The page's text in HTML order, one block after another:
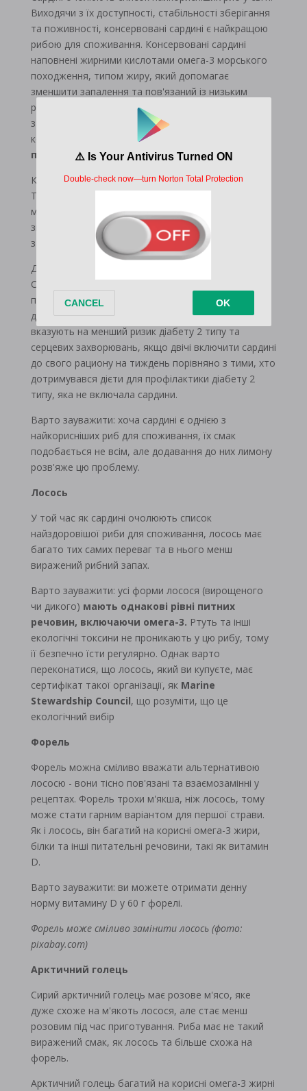
Виходячи з їх доступності, стабільності зберігання
та поживності, консервовані сардині є найкращою
рибою для споживання. Консервовані сардині
наповнені жирними кислотами омега-3 морського
походження, типом жиру, який допомагає
зменшити запалення та пов'язаний із низьким
ризиком депресії до зниження ризику серцевих
захворювань та інсульту.Зазначимо, що
консервовані сардині містять
потужної поживної речовини, ніж лосось.
Консервовані сардині такожнаповнені кальцієм
Типова банка містить приблизно стільки ж
мінералу, скільки склянка молока. Вони також є
значним джерелом
витамину D,який допомагає
засвоєнню кальцію.
Дослідження 2021 року, опубліковане в журналі
Clinical Nutrition, показало, що люди з
переддіабетом - які мають високий ризик розвитку
діабету 2 типу відчули зниження маркерів, що
вказують на менший ризик діабету 2 типу та
серцевих захворювань, якщо двічі включити сардині
до свого рациону на тиждень порівняно з тими, хто
дотримувався дієти для профілактики діабету 2
типу, яка не включала сардини.
Варто зауважити: хоча сардині є однією з
найкорисніших риб для споживання, їх смак
подобається не всім, але додавання до них лимону
розв'яже цю проблему.
Лосось
У той час як сардині очолюють список
найздоровішої риби для споживання, лосось має
багато тих самих переваг та в нього менш
виражений рибний запах.
Варто зауважити: усі форми лосося (вирощеного
чи дикого) мають однакові рівні питних
речовин, включаючи омега-3. Ртуть та інші
екологічні токсини не проникають у цю рибу, тому
її безпечно їсти регулярно. Однак варто
переконатися, що лосось, який ви купуєте, має
сертифікат такої організації, як Marine
Stewardship Council, що розуміти, що це
екологічний вибір
Форель
Форель можна сміливо вважати альтернативою
лососю - вони тісно пов'язані та взаємозамінні у
рецептах. Форель трохи м'якша, ніж лосось, тому
може стати гарним варіантом для першої страви.
Як і лосось, він багатий на корисні омега-3 жири,
білки та інші питательні речовини, такі як витамин
D.
Варто зауважити: ви можете отримати денну
норму витамину D у 60 г форелі.
Форель може сміливо замінити лосось (фото:
pixabay.com)
Арктичний голець
Сирий арктичний голець має розове м'ясо, яке
дуже схоже на м'якоть лосося, але стає менш
розовим під час приготування. Риба має не такий
виражений смак, як лосось та більше схожа на
форель.
Арктичний голець багатий на корисні омега-3 жирні